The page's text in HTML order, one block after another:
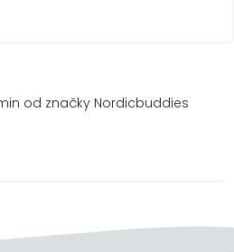
od značky Nordicbuddies